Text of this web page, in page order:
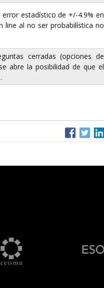
estadístico de +/-4.9% en
line al no ser probabilística no
cerradas (opciones de
abre la posibilidad de que el